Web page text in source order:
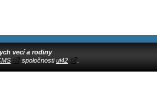
vecí a rodiny
spoločnostiui42